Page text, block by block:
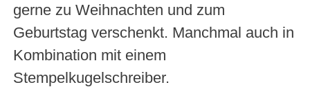
gerne zu Weihnachten und zum
Geburtstag verschenkt. Manchmal auch in
Kombination mit einem
Stempelkugelschreiber.